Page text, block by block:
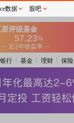
银行 基金 理财 保险
数据 股吧